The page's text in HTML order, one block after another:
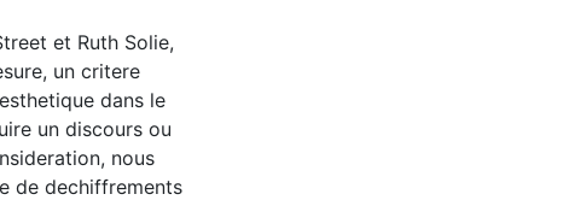
et Ruth Solie,
un critere
dans le
un discours ou
nous
de dechiffrements